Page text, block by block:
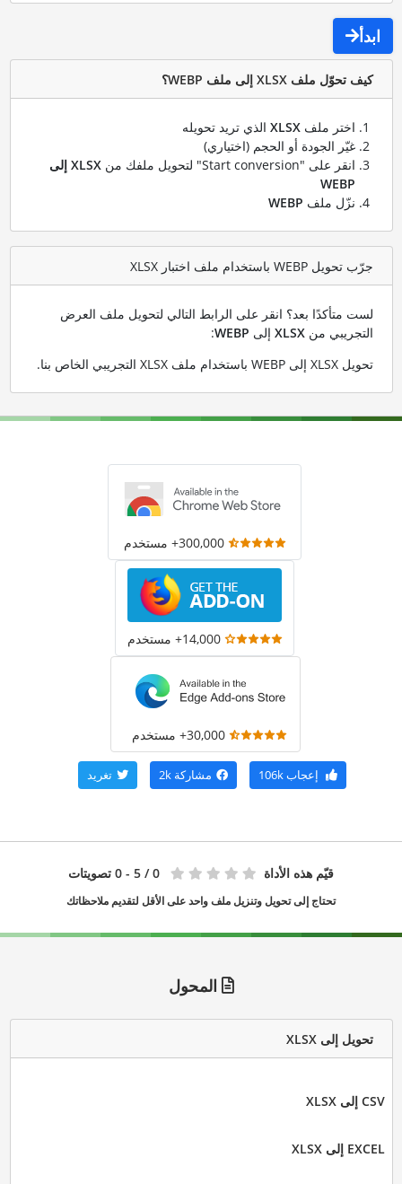
ابدأ
كيف تحوّل ملف XLSX إلى ملف WEBP؟
اختر ملف XLSXالذي تريد تحويله
غيّر الجودة أو الحجم (اختياري)
انقر على "Start conversion" لتحويل ملفك من
XLSX إلى
WEBP
نزّل ملف WEBP
جرّب تحويل WEBP باستخدام ملف اختبار XLSX
لست متأكدًا بعد؟ انقر على الرابط التالي لتحويل ملف العرض
التجريبي من XLSXإلى WEBP
:
تحويل XLSX إلى WEBP باستخدام ملف XLSX التجريبي الخاص بنا
.
300,000+ مستخدم
14,000+ مستخدم
30,000+ مستخدم
إعجاب106k مشاركة 2k تغريد
قيّم هذه الأداة 0 / 5 - 0 تصويتات
تحتاج إلى تحويل وتنزيل ملف واحد على الأقل لتقديم ملاحظاتك
المحول
تحويل إلى XLSX
CSV إلى XLSX
EXCEL إلى XLSX